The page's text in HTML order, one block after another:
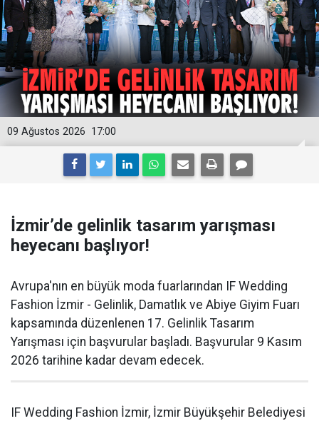
17:00
09 Ağustos 2026
İzmir’de gelinlik tasarım yarışması
heyecanı başlıyor!
Avrupa'nın en büyük moda fuarlarından IF Wedding
Fashion İzmir - Gelinlik, Damatlık ve Abiye Giyim Fuarı
kapsamında düzenlenen 17. Gelinlik Tasarım
Yarışması için başvurular başladı. Başvurular 9 Kasım
2026 tarihine kadar devam edecek.
IF Wedding Fashion İzmir, İzmir Büyükşehir Belediyesi